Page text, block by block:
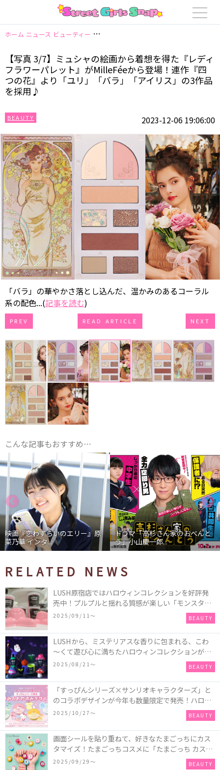
ホーム ニュース ビューティー 【写真 3/7】ミュシャの絵画から着想を得
【写真 3/7】ミュシャの絵画から着想を得た『レディ
フラワーパレット』がMilleFéeから登場！連作『四
つの花』より「ユリ」「バラ」「アイリス」の3作品
を採用♪
BEAUTY 2023-12-06 19:06:00
「バラ」の華やかさ落とし込んだ、温かみのあるコーラル
系の配色...(記事を読む)
PREV READ ARTICLE NEXT
こんな記事もおすすめ…
映画『恋わずらいのエリー』原
菜乃華 インタ...
ドラマ「高杉さん家のおべんと
う」小山慶一郎...
RELATED NEWS
LUSH原宿店ではハロウィンコレクションを好評発
売中！プルプルと揺れる質感が楽しい「モンスター
オクトパス」や定番の「ゴースティー」「パンキン
2025/09/11〜 BEAUTY
LUSHから、ミステリアスな香りに包まれる、こわ
～くて遊び心に満ちたハロウィンコレクションが新
発売！頭と胴体に分かれたバスアイテムを組み合わ
せてキャラクターを完成させる新作「モンスター・
マッシュアップ」シリーズなど♪
2025/08/21〜 BEAUTY
「すっぴんシリーズ×サンリオキャラクターズ」と
のコラボデザインが今年も数量限定で発売！ハロー
キティ、ポムポムプリン、ポチャッコ、ハンギョド
2025/10/27〜 BEAUTY
画面シールを貼り重ねて、好きなたまごっちにカス
タマイズ！たまごっちコスメに「たまごっち カスタ
ム!!リップ＆チーク」が新登場
2025/09/29〜 BEAUTY